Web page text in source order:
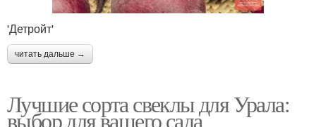
'Детройт'
читать дальше →
Лучшие сорта свеклы для Урала:
выбор для вашего сада